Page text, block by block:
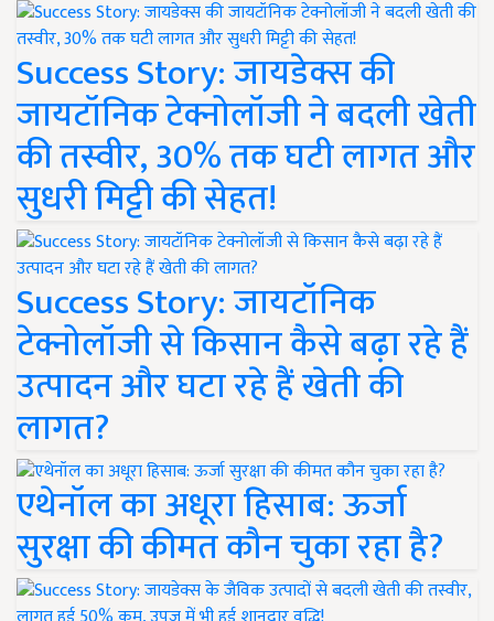
Success Story: जायडेक्स की
जायटॉनिक टेक्नोलॉजी ने बदली खेती
की तस्वीर, 30% तक घटी लागत और
सुधरी मिट्टी की सेहत!
Success Story: जायटॉनिक
टेक्नोलॉजी से किसान कैसे बढ़ा रहे हैं
उत्पादन और घटा रहे हैं खेती की
लागत?
एथेनॉल का अधूरा हिसाब: ऊर्जा
सुरक्षा की कीमत कौन चुका रहा है?